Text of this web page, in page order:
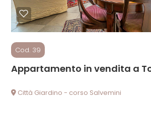
Cod. 39
Appartamento in vendita a
Città Giardino - corso Salvemini
Prezzo